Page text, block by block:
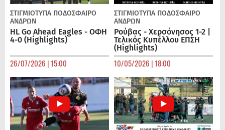
ΣΤΙΓΜΙΟΤΥΠΑ ΠΟΔΌΣΦΑΙΡΟ
ΑΝΔΡΏΝ
HL Go Ahead Eagles - ΟΦΗ
4-0 (Highlights)
26/07/2026 | 15:00
ΣΤΙΓΜΙΟΤΥΠΑ ΠΟΔΌΣΦΑΙΡΟ
ΑΝΔΡΏΝ
Ρούβας - Χερσόνησος 1-2 |
Τελικός Κυπέλλου ΕΠΣΗ
(Highlights)
10/05/2026 | 18:00